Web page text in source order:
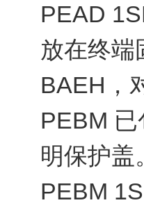
PEAD
放在终端
BAEH，
PEBM
明保护盖
PEBM